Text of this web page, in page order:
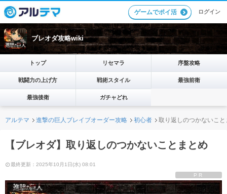
ゲームでポイ活 ログイン
ブレオダ攻略wiki
トップ リセマラ 序盤攻略
戦闘力の上げ方 戦術スタイル 最強前衛
最強後衛 ガチャどれ
アルテマ 進撃の巨人ブレイブオーダー攻略 初心者 取り返しのつかないこと
【ブレオダ】取り返しのつかないことまとめ
最終更新：2025年10月1日(水) 08:01
PR